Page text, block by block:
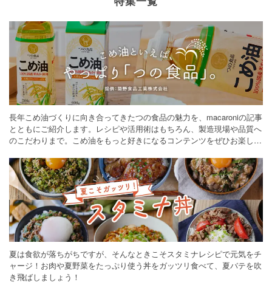
長年こめ油づくりに向き合ってきたつの食品の魅力を、macaroniの記事
とともにご紹介します。レシピや活用術はもちろん、製造現場や品質へ
のこだわりまで。こめ油をもっと好きになるコンテンツをぜひお楽しみ
夏は食欲が落ちがちですが、そんなときこそスタミナレシピで元気をチ
ャージ！お肉や夏野菜をたっぷり使う丼をガッツリ食べて、夏バテを吹
き飛ばしましょう！